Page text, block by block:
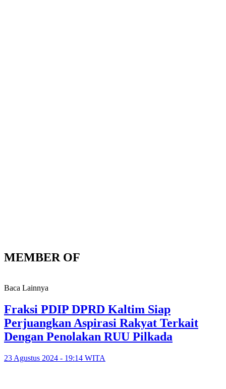
MEMBER OF
Baca Lainnya
Fraksi PDIP DPRD Kaltim Siap
Perjuangkan Aspirasi Rakyat Terkait
Dengan Penolakan RUU Pilkada
23 Agustus 2024 - 19:14 WITA